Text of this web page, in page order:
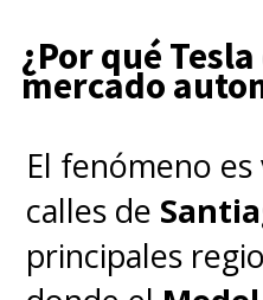
¿Por qué
mercado
El fenómeno
calles de
principales